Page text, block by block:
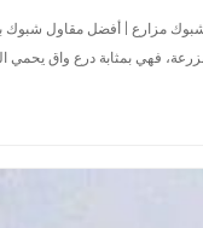
مزارع | أفضل مقاول شبوك
فهي بمثابة درع واق يحمي